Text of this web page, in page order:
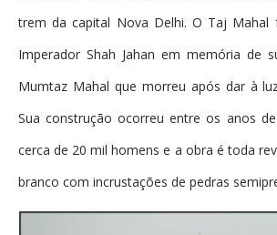
trem da capital Nova Delhi. O Taj Mahal
Imperador Shah Jahan em memória de
Mumtaz Mahal que morreu após dar à
Sua construção ocorreu entre os anos
cerca de 20 mil homens e a obra é toda
branco com incrustações de pedras